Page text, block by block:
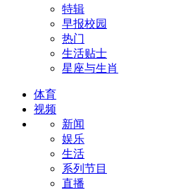
特辑
早报校园
热门
生活贴士
星座与生肖
体育
视频
新闻
娱乐
生活
系列节目
直播